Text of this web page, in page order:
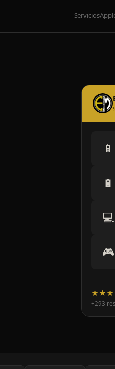
Servicios
📱
🔋
💻
🎮
+293